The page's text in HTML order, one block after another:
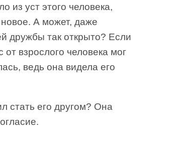
из уст этого человека,
новое. А может, даже
дружбы так открыто? Если
взрослого человека мог
ведь она видела его
стать его другом? Она